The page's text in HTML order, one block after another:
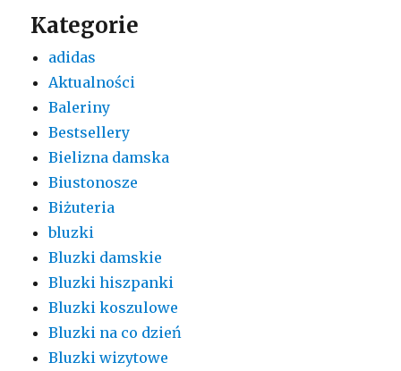
Kategorie
adidas
Aktualności
Baleriny
Bestsellery
Bielizna damska
Biustonosze
Biżuteria
bluzki
Bluzki damskie
Bluzki hiszpanki
Bluzki koszulowe
Bluzki na co dzień
Bluzki wizytowe